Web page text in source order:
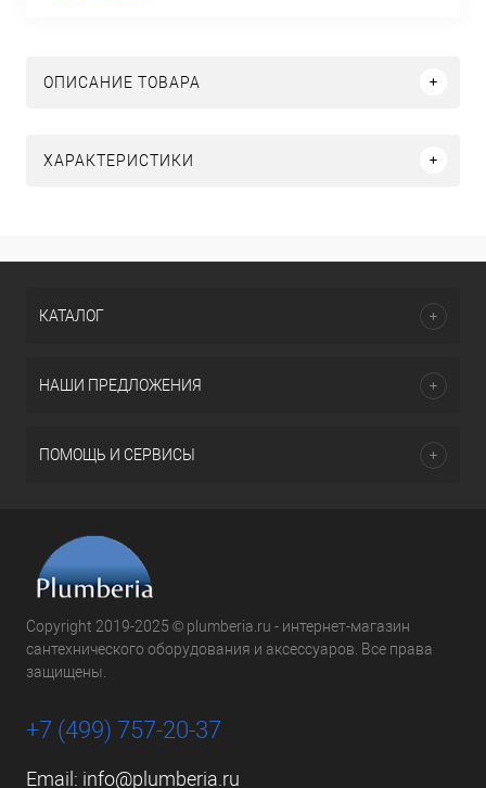
ОПИСАНИЕ ТОВАРА
ХАРАКТЕРИСТИКИ
КАТАЛОГ
НАШИ ПРЕДЛОЖЕНИЯ
ПОМОЩЬ И СЕРВИСЫ
Copyright 2019-2025 © plumberia.ru - интернет-магазин
сантехнического оборудования и аксессуаров. Все права
защищены.
+7 (499) 757-20-37
Email: info@plumberia.ru